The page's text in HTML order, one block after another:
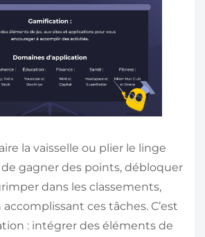
la vaisselle ou plier le linge
gagner des points, débloquer
dans les classements,
ces tâches. C’est
: intégrer des éléments de